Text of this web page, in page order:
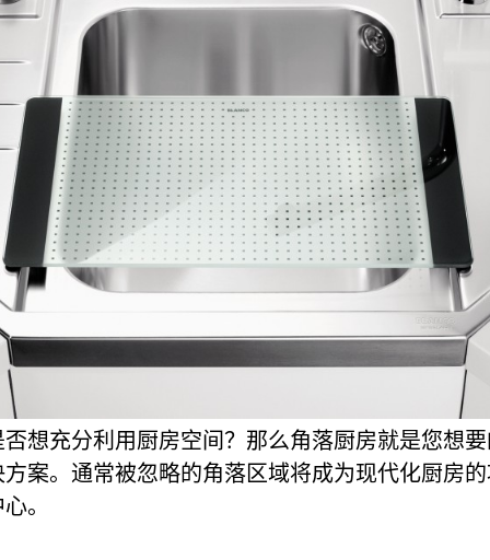
想充分利用厨房空间？那么角落厨房就是您想
案。通常被忽略的角落区域将成为现代化厨房
。